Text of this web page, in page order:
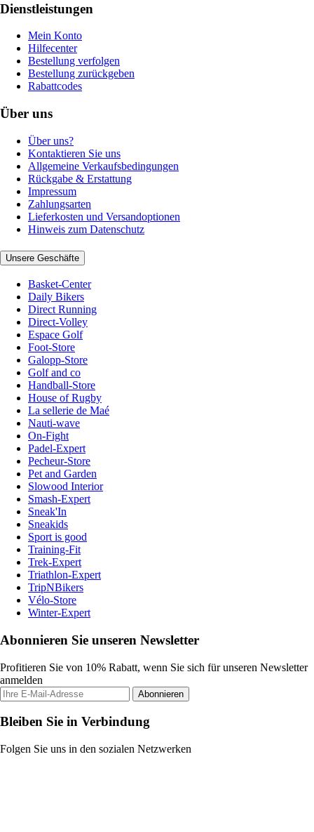
Dienstleistungen
Mein Konto
Hilfecenter
Bestellung verfolgen
Bestellung zurückgeben
Rabattcodes
Über uns
Über uns?
Kontaktieren Sie uns
Allgemeine Verkaufsbedingungen
Rückgabe & Erstattung
Impressum
Zahlungsarten
Lieferkosten und Versandoptionen
Hinweis zum Datenschutz
Unsere Geschäfte
Basket-Center
Daily Bikers
Direct Running
Direct-Volley
Espace Golf
Foot-Store
Galopp-Store
Golf and co
Handball-Store
House of Rugby
La sellerie de Maé
Nauti-wave
On-Fight
Padel-Expert
Pecheur-Store
Pet and Garden
Slowood Interior
Smash-Expert
Sneak'In
Sneakids
Sport is good
Training-Fit
Trek-Expert
Triathlon-Expert
TripNBikers
Vélo-Store
Winter-Expert
Abonnieren Sie unseren Newsletter
Profitieren Sie von 10% Rabatt, wenn Sie sich für unseren Newsletter
anmelden
Abonnieren
Bleiben Sie in Verbindung
Folgen Sie uns in den sozialen Netzwerken